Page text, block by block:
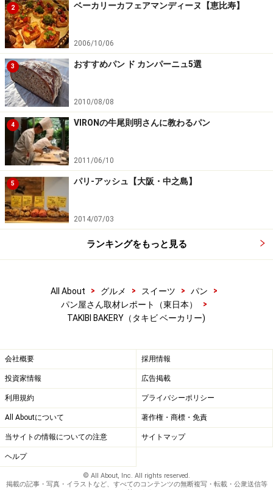
2 ベーカリーカフェアマンディーヌ【恵比寿】
2006/10/06
3 おすすめパン ド カンパーニュ5選
2010/08/08
4 VIRONの牛尾則明さんに教わるパン
2011/06/10
5 パリ-アッシュ【大阪・中之島】
2014/07/03
ランキングをもっと見る
All About > グルメ > スイーツ > パン
>
パン屋さん取材レポート（東日本）
>
TAKIBI BAKERY（タキビ ベーカリー)
会社概要 採用情報
投資家情報 広告掲載
利用規約 プライバシーポリシー
All Aboutについて 著作権・商標・免責
当サイトの情報についての注意 サイトマップ
ヘルプ
© All About, Inc. All rights reserved.
掲載の記事・写真・イラストなど、すべてのコンテンツの無断複写・転載・公衆送信等